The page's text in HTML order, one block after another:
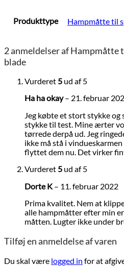
Produkttype Hampmåtte til
2 anmeldelser afHampmåtte
blade
Vurderet 5 ud af 5
Ha ha okay– 21. februar
Jeg købte et stort stykke
stykke til test. Mine ærter
tørrede derpå ud. Jeg
ikke må stå i
flyttet dem nu. Det virker
Vurderet 5 ud af 5
Dorte K– 11. februar 2022
Prima kvalitet. Nem at
alle hampmåtter efter min
måtten. Lugter ikke under
Tilføj en anmeldelse af varen
Du skal være logged in for at